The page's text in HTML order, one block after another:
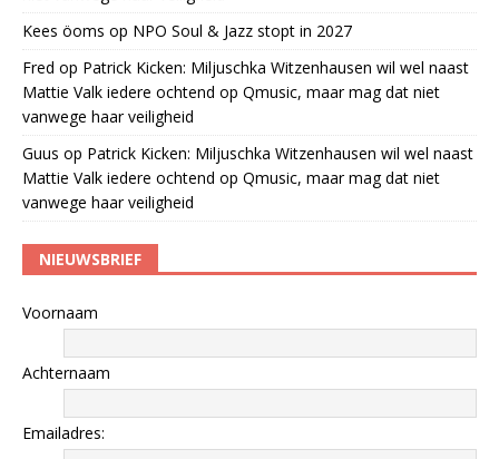
Kees öoms op NPO Soul & Jazz stopt in 2027
Fred op Patrick Kicken: Miljuschka Witzenhausen wil wel naast
Mattie Valk iedere ochtend op Qmusic, maar mag dat niet
vanwege haar veiligheid
Guus op Patrick Kicken: Miljuschka Witzenhausen wil wel naast
Mattie Valk iedere ochtend op Qmusic, maar mag dat niet
vanwege haar veiligheid
NIEUWSBRIEF
Voornaam
Achternaam
Emailadres: